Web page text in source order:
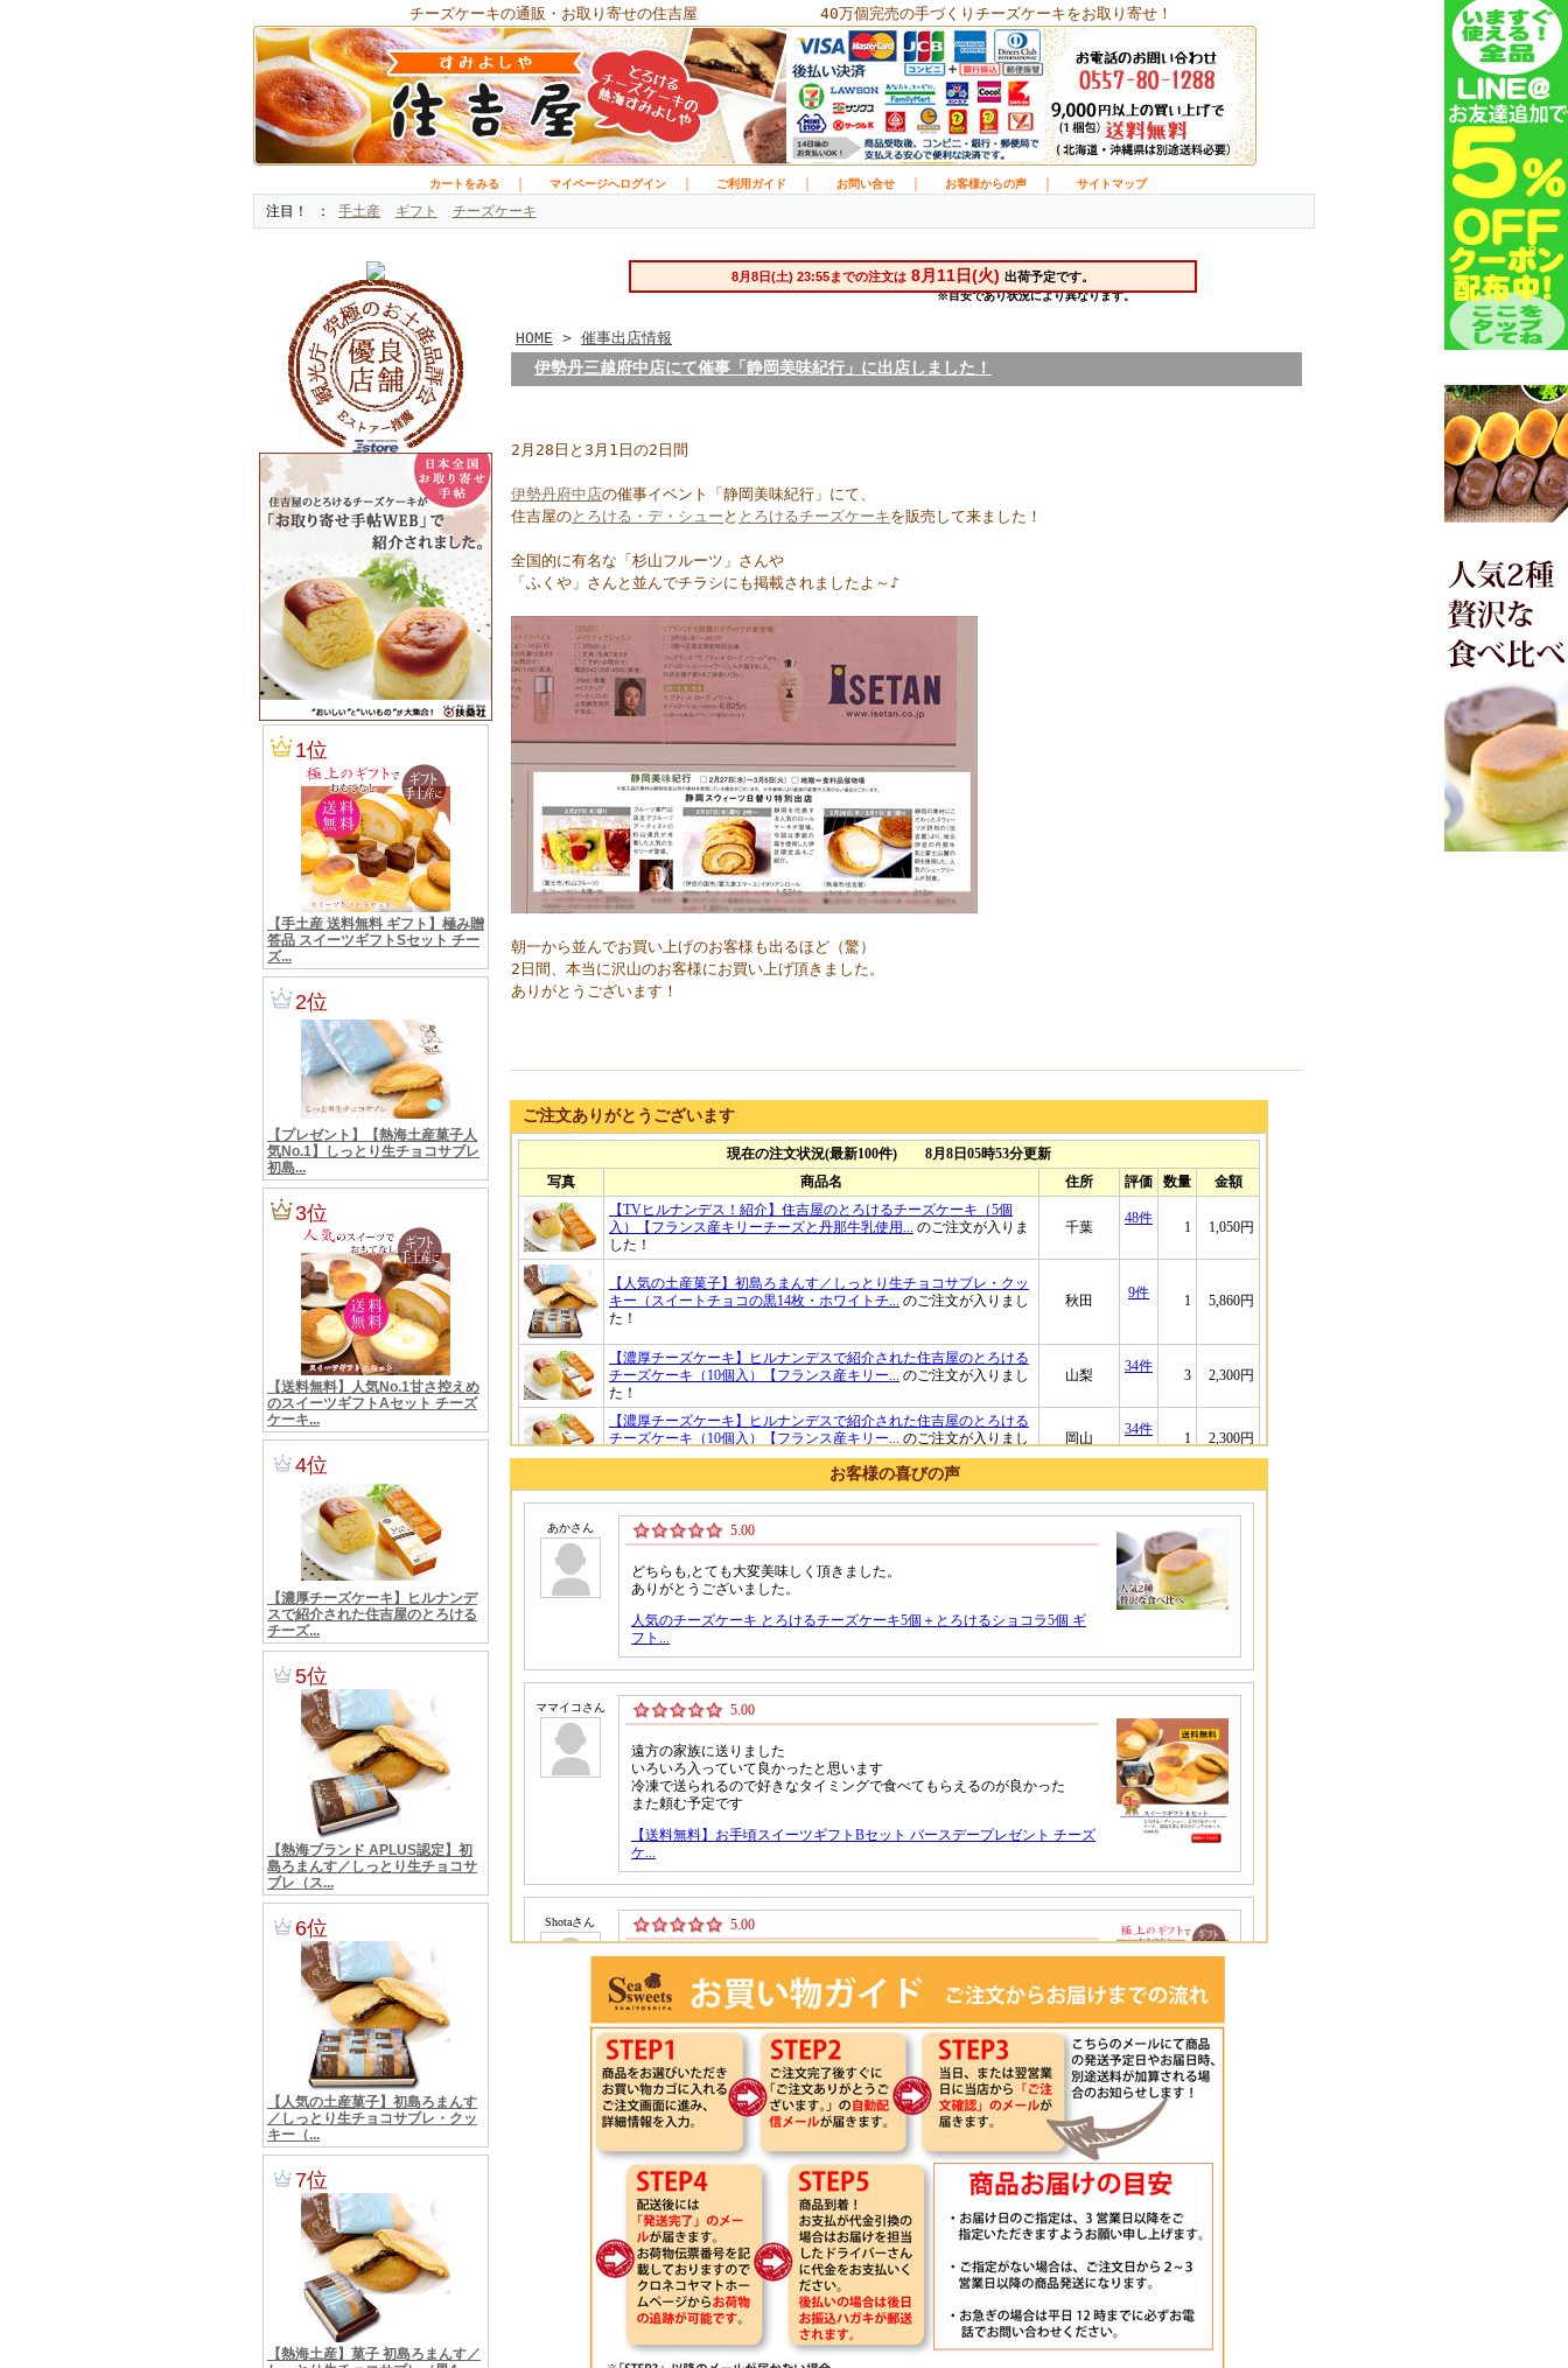
チーズケーキの通販・お取り寄せの住吉屋 40万個完売の手づくりチーズケーキをお取り寄せ！
カートをみる マイページへログイン ご利用ガイド お問い合せ お客様からの声 サイトマップ
注目！ 手土産 ギフト チーズケーキ
HOME > 催事出店情報
伊勢丹三越府中店にて催事「静岡美味紀行」に出店しました！
2月28日と3月1日の2日間
伊勢丹府中店の催事イベント「静岡美味紀行」にて、
住吉屋のとろける・デ・シュー と とろけるチーズケーキを販売して来ました！
全国的に有名な「杉山フルーツ」さんや
「ふくや」さんと並んでチラシにも掲載されましたよ～♪
朝一から並んでお買い上げのお客様も出るほど（驚）
2日間、本当に沢山のお客様にお買い上げ頂きました。
ありがとうございます！
ご注文ありがとうございます
お客様の喜びの声